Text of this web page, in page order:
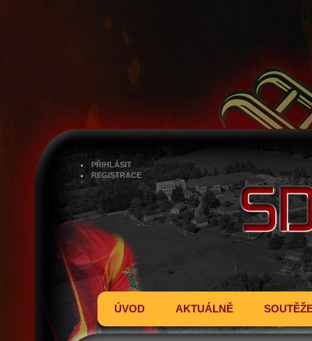
PŘIHLÁSIT
REGISTRACE
ÚVOD AKTUÁLNĚ